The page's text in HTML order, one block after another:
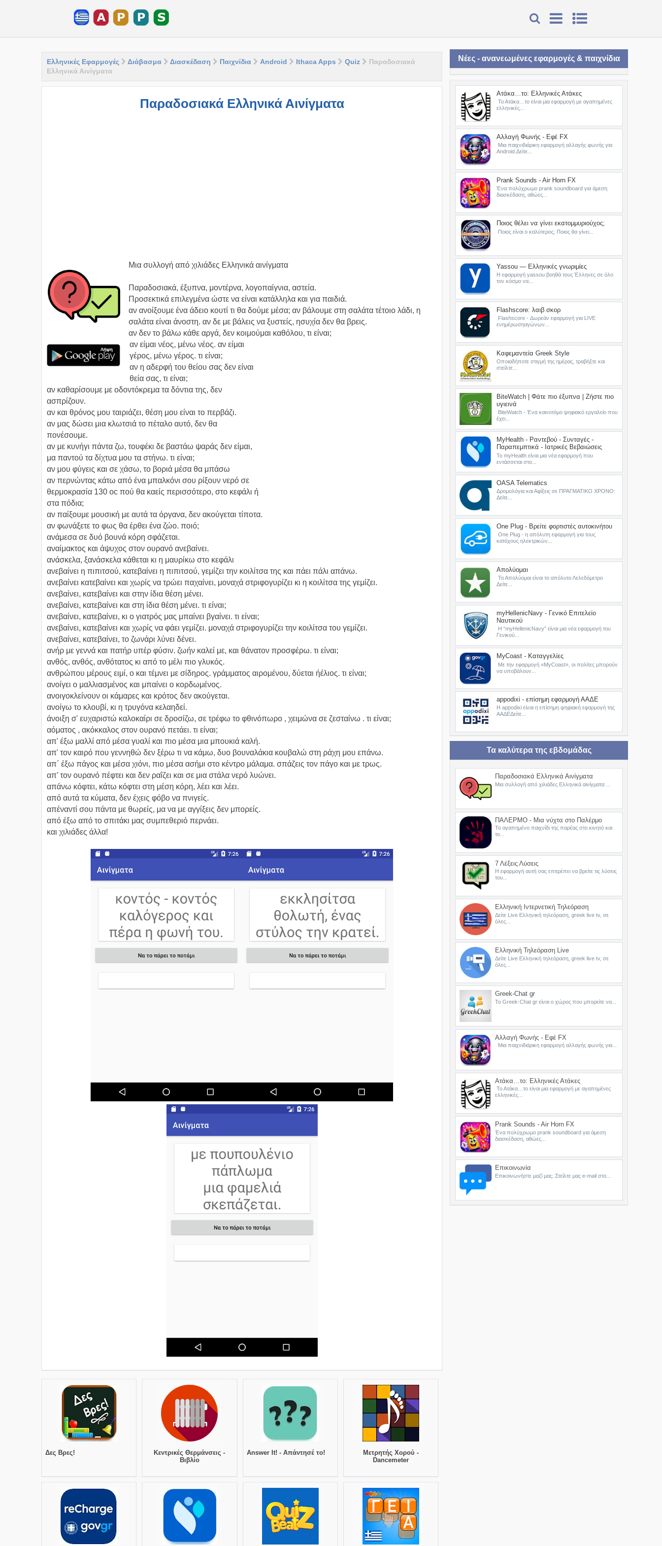
Ελληνικές Εφαρμογές Διάβασμα Διασκέδαση Παιχνίδια Android Ithaca Apps Quiz
Παραδοσιακά
Ελληνικά Αινίγματα
Παραδοσιακά Ελληνικά Αινίγματα
Μια συλλογή από χιλιάδες Ελληνικά αινίγματα
Παραδοσιακά, έξυπνα, μοντέρνα, λογοπαίγνια, αστεία.
Προσεκτικά επιλεγμένα ώστε να είναι κατάλληλα και για παιδιά.
αν ανοίξουμε ένα άδειο κουτί τι θα δούμε μέσα; αν βάλουμε στη σαλάτα τέτοιο λάδι, η
σαλάτα είναι άνοστη. αν δε με βάλεις να ξυστείς, ησυχία δεν θα βρεις.
αν δεν το βάλω κάθε αργά, δεν κοιμούμαι καθόλου, τι είναι;
αν είμαι νέος, μένω νέος. αν είμαι
γέρος, μένω γέρος. τι είναι;
αν η αδερφή του θείου σας δεν είναι
θεία σας, τι είναι;
αν καθαρίσουμε με οδοντόκρεμα τα δόντια της, δεν
ασπρίζουν.
αν και θρόνος μου ταιριάζει, θέση μου είναι το περβάζι.
αν μας δώσει μια κλωτσιά το πέταλο αυτό, δεν θα
πονέσουμε.
αν με κυνήγι πάντα ζω, τουφέκι δε βαστάω ψαράς δεν είμαι,
μα παντού τα δίχτυα μου τα στήνω. τι είναι;
αν μου φύγεις και σε χάσω, το βοριά μέσα θα μπάσω
αν περνώντας κάτω από ένα μπαλκόνι σου ρίξουν νερό σε
θερμοκρασία 130 οc πού θα καείς περισσότερο, στο κεφάλι ή
στα πόδια;
αν παίξουμε μουσική με αυτά τα όργανα, δεν ακούγεται τίποτα.
αν φωνάξετε το φως θα έρθει ένα ζώο. ποιό;
ανάμεσα σε δυό βουνά κόρη σφάζεται.
αναίμακτος και άψυχος στον ουρανό ανεβαίνει.
ανάσκελα, ξανάσκελα κάθεται κι η μαυρίκω στο κεφάλι
ανεβαίνει η πιπιτσού, κατεβαίνει η πιπιτσού, γεμίζει την κοιλίτσα της και πάει πάλι απάνω.
ανεβαίνει κατεβαίνει και χωρίς να τρώει παχαίνει, μοναχά στριφογυρίζει κι η κοιλίτσα της γεμίζει.
ανεβαίνει, κατεβαίνει και στην ίδια θέση μένει.
ανεβαίνει, κατεβαίνει και στη ίδια θέση μένει. τι είναι;
ανεβαίνει, κατεβαίνει, κι ο γιατρός μας μπαίνει βγαίνει. τι είναι;
ανεβαίνει, κατεβαίνει και χωρίς να φάει γεμίζει. μοναχά στριφογυρίζει την κοιλίτσα του γεμίζει.
ανεβαίνει, κατεβαίνει, το ζωνάρι λύνει δένει.
ανήρ με γεννά και πατήρ υπέρ φύσιν. ζωήν καλεί με, και θάνατον προσφέρω. τι είναι;
ανθός, ανθός, ανθότατος κι από το μέλι πιο γλυκός.
ανθρώπου μέρους ειμί, ο και τέμνει με σίδηρος. γράμματος αιρομένου, δύεται ήέλιος. τι είναι;
ανοίγει ο μαλλιασμένος και μπαίνει ο κορδωμένος.
ανοιγοκλείνουν οι κάμαρες και κρότος δεν ακούγεται.
ανοίγω το κλουβί, κι η τρυγόνα κελαηδεί.
άνοιξη σ' ευχαριστώ καλοκαίρι σε δροσίζω, σε τρέφω το φθινόπωρο , χειμώνα σε ζεσταίνω . τι είναι;
αόματος , ακόκκαλος στον ουρανό πετάει. τι είναι;
απ' έξω μαλλί από μέσα γυαλί και πιο μέσα μια μπουκιά καλή.
απ' τον καιρό που γεννηθώ δεν ξέρω τι να κάμω, δυο βουναλάκια κουβαλώ στη ράχη μου επάνω.
απ΄ έξω πάγος και μέσα χιόνι, πιο μέσα ασήμι στο κέντρο μάλαμα. σπάζεις τον πάγο και με τρως.
απ’ τον ουρανό πέφτει και δεν ραΐζει και σε μια στάλα νερό λυώνει.
απάνω κόφτει, κάτω κόφτει στη μέση κόρη, λέει και λέει.
από αυτά τα κύματα, δεν έχεις φόβο να πνιγείς.
απέναντί σου πάντα με θωρείς, μα να με αγγίξεις δεν μπορείς.
από έξω από το σπιτάκι μας συμπεθεριό περνάει.
και χιλιάδες άλλα!
Δες Βρες!
Κεντρικές Θερμάνσεις -
Βιβλίο
Answer It! - Απάντησέ το!
Μετρητής Χορού -
Dancemeter
Νέες - ανανεωμένες εφαρμογές & παιχνίδια
Ατάκα…το: Ελληνικές Ατάκες
Το Ατάκα…το είναι μια εφαρμογή με αγαπημένες
ελληνικές...
Αλλαγή Φωνής - Εφέ FX
Μια παιχνιδιάρικη εφαρμογή αλλαγής φωνής για
Android.Δείτε...
Prank Sounds - Air Horn FX
Ένα πολύχρωμο prank soundboard για άμεση
διασκέδαση, αθώες...
Ποιος θέλει να γίνει εκατομμυριούχος;
Ποιος είναι ο καλύτερος; Ποιος θα γίνει...
Yassou — Ελληνικές γνωριμίες
Η εφαρμογή yassou βοηθά τους Έλληνες σε όλο
τον κόσμο να...
Flashscore: λαιβ σκορ
Flashscore - Δωρεάν εφαρμογή για LIVE
ενημέρωσηαγώνων...
Καφεμαντεία Greek Style
Οποιαδήποτε στιγμή της ημέρας, τραβήξτε και
στείλτε...
BiteWatch | Φάτε πιο έξυπνα | Ζήστε πιο
υγιεινά
BiteWatch - Ένα καινοτόμο ψηφιακό εργαλείο που
έχει...
MyHealth - Ραντεβού - Συνταγές -
Παραπεμπτικά - Ιατρικές Βεβαιώσεις
Το myHealth είναι μια νέα εφαρμογή που
εντάσσεται στο...
OASA Telematics
Δρομολόγια και Αφίξεις σε ΠΡΑΓΜΑΤΙΚΟ ΧΡΟΝΟ:
Δείτε...
One Plug - Βρείτε φορτιστές αυτοκινήτου
One Plug - η απόλυτη εφαρμογή για τους
κατόχους ηλεκτρικών...
Απολύομαι
Το Απολύομαι είναι το απόλυτο Λελεδόμετρο
Δείτε...
myHellenicNavy - Γενικό Επιτελείο
Ναυτικού
Η “myHellenicNavy” είναι μια νέα εφαρμογή του
Γενικού...
MyCoast - Καταγγελίες
Με την εφαρμογή «MyCoast», οι πολίτες μπορούν
να υποβάλουν...
appodixi - επίσημη εφαρμογή ΑΑΔΕ
Η appodixi είναι η επίσημη ψηφιακή εφαρμογή της
ΑΑΔΕΔείτε...
Τα καλύτερα της εβδομάδας
Παραδοσιακά Ελληνικά Αινίγματα
Μια συλλογή από χιλιάδες Ελληνικά αινίγματα ...
ΠΑΛΕΡΜΟ - Μια νύχτα στο Παλέρμο
Το αγαπημένο παιχνίδι της παρέας στο κινητό και
το...
7 Λέξεις Λύσεις
Η εφαρμογή αυτή σας επιτρέπει να βρείτε τις λύσεις
του...
Ελληνική Ιντερνετική Τηλεόραση
Δείτε Live Ελληνική τηλεόραση, greek live tv, σε
όλες...
Ελληνική Τηλεόραση Live
Δείτε Live Ελληνική τηλεόραση, greek live tv, σε
όλες...
Greek-Chat gr
Το Greek-Chat gr είναι ο χώρος που μπορείτε να...
Αλλαγή Φωνής - Εφέ FX
Μια παιχνιδιάρικη εφαρμογή αλλαγής φωνής για...
Ατάκα…το: Ελληνικές Ατάκες
Το Ατάκα…το είναι μια εφαρμογή με αγαπημένες
ελληνικές...
Prank Sounds - Air Horn FX
Ένα πολύχρωμο prank soundboard για άμεση
διασκέδαση, αθώες...
Επικοινωνία
Επικοινωνήστε μαζί μας: Στείλτε μας e-mail στο...